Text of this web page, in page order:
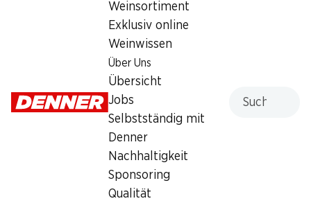
Weinsortiment
Exklusiv online
Weinwissen
Über Uns
Übersicht
Jobs
Selbstständig mit
Denner
Nachhaltigkeit
Sponsoring
Qualität